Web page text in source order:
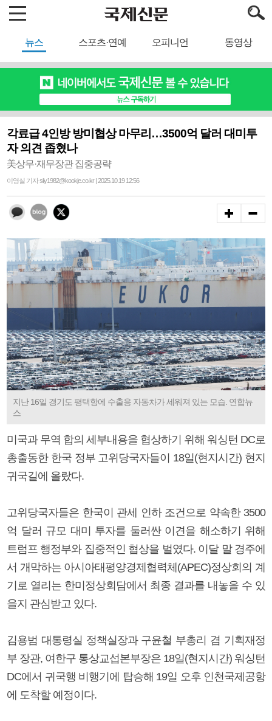
뉴스 스포츠·연예 오피니언 동영상
각료급 4인방 방미협상 마무리…3500억 달러 대미투
자 의견 좁혔나
美상무·재무장관 집중공략
이영실 기자 sily1982@kookje.co.kr | 2025.10.19 12:56
지난 16일 경기도 평택항에 수출용 자동차가 세워져 있는 모습. 연합뉴
스
미국과 무역 합의 세부내용을 협상하기 위해 워싱턴 DC로
총출동한 한국 정부 고위당국자들이 18일(현지시간) 현지
귀국길에 올랐다.
고위당국자들은 한국이 관세 인하 조건으로 약속한 3500
억 달러 규모 대미 투자를 둘러싼 이견을 해소하기 위해
트럼프 행정부와 집중적인 협상을 벌였다. 이달 말 경주에
서 개막하는 아시아태평양경제협력체(APEC)정상회의 계
기로 열리는 한미정상회담에서 최종 결과를 내놓을 수 있
을지 관심받고 있다.
김용범 대통령실 정책실장과 구윤철 부총리 겸 기획재정
부 장관, 여한구 통상교섭본부장은 18일(현지시간) 워싱턴
DC에서 귀국행 비행기에 탑승해 19일 오후 인천국제공항
에 도착할 예정이다.